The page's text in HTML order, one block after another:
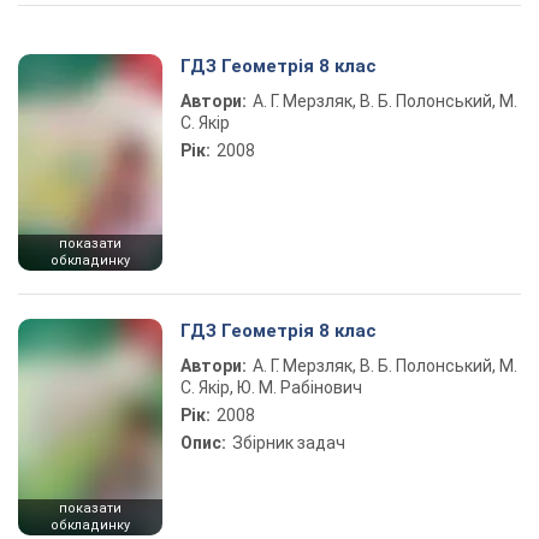
показати
обкладинку
ГДЗ Геометрія 8 клас
Автори: А. Г. Мерзляк, В. Б. Полонський, М.
С. Якір
Рік: 2008
показати
обкладинку
ГДЗ Геометрія 8 клас
Автори: А. Г. Мерзляк, В. Б. Полонський, М.
С. Якір, Ю. М. Рабінович
Рік: 2008
Опис: Збірник задач